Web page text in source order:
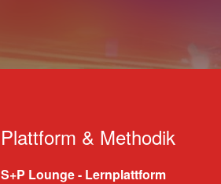
Plattform & Methodik
S+P Lounge - Lernplattform